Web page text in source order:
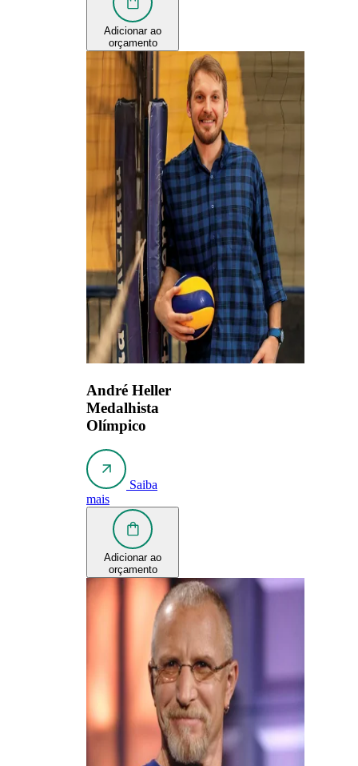
Adicionar ao
orçamento
André Heller
Medalhista
Olímpico
Saiba
mais
Adicionar ao
orçamento